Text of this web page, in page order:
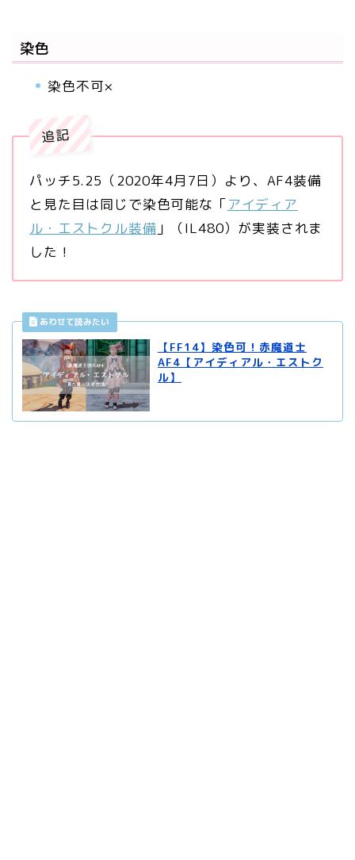
染色
染色不可×
追記
パッチ5.25（2020年4月7日）より、AF4装備
と見た目は同じで染色可能な「アイディア
ル・エストクル装備 」（IL480）が実装されま
した！
【FF14】染色可！赤魔道士
AF4【アイディアル・エストク
ル】